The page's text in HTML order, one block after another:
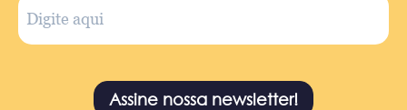
Assine nossa newsletter!